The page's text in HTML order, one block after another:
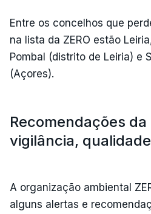
Entre os concelhos que
na lista da ZERO estão
Pombal (distrito de Leiria) e
(Açores).
Recomendações da
vigilância,
A organização ambiental
alguns alertas e